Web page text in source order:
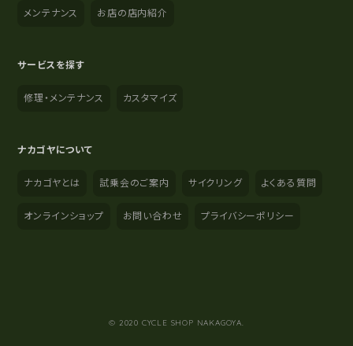
メンテナンス お店の店内紹介
サービスを探す
修理・メンテナンス カスタマイズ
ナカゴヤについて
ナカゴヤとは 試乗会のご案内 サイクリング よくある質問
オンラインショップ お問い合わせ プライバシーポリシー
© 2020 CYCLE SHOP NAKAGOYA.